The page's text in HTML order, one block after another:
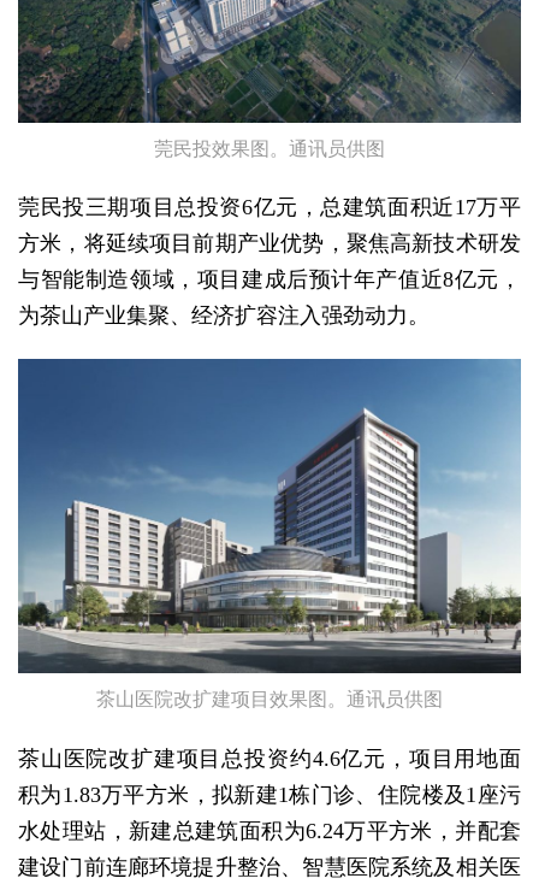
莞民投效果图。通讯员供图
莞民投三期项目总投资6亿元，总建筑面积近17万平
方米，将延续项目前期产业优势，聚焦高新技术研发
与智能制造领域，项目建成后预计年产值近8亿元，
为茶山产业集聚、经济扩容注入强劲动力。
茶山医院改扩建项目效果图。通讯员供图
茶山医院改扩建项目总投资约4.6亿元，项目用地面
积为1.83万平方米，拟新建1栋门诊、住院楼及1座污
水处理站，新建总建筑面积为6.24万平方米，并配套
建设门前连廊环境提升整治、智慧医院系统及相关医